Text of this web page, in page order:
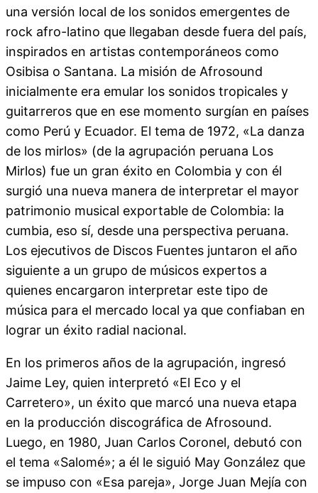
una versión local de los sonidos emergentes de
rock afro-latino que llegaban desde fuera del país,
inspirados en artistas contemporáneos como
Osibisa o Santana. La misión de Afrosound
inicialmente era emular los sonidos tropicales y
guitarreros que en ese momento surgían en países
como Perú y Ecuador. El tema de 1972, «La danza
de los mirlos» (de la agrupación peruana Los
Mirlos) fue un gran éxito en Colombia y con él
surgió una nueva manera de interpretar el mayor
patrimonio musical exportable de Colombia: la
cumbia, eso sí, desde una perspectiva peruana.
Los ejecutivos de Discos Fuentes juntaron el año
siguiente a un grupo de músicos expertos a
quienes encargaron interpretar este tipo de
música para el mercado local ya que confiaban en
lograr un éxito radial nacional.
En los primeros años de la agrupación, ingresó
Jaime Ley, quien interpretó «El Eco y el
Carretero», un éxito que marcó una nueva etapa
en la producción discográfica de Afrosound.
Luego, en 1980, Juan Carlos Coronel, debutó con
el tema «Salomé»; a él le siguió May González que
se impuso con «Esa pareja», Jorge Juan Mejía con